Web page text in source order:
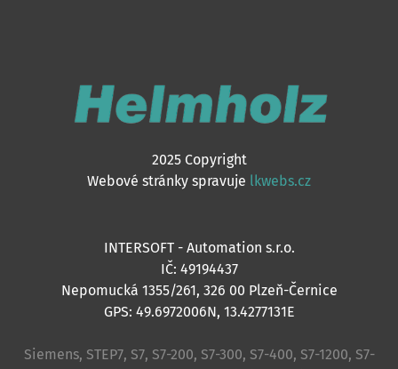
2025 Copyright
Webové stránky spravuje lkwebs.cz
INTERSOFT - Automation s.r.o.
IČ: 49194437
Nepomucká 1355/261, 326 00 Plzeň-Černice
GPS: 49.6972006N, 13.4277131E
Siemens, STEP7, S7, S7-200, S7-300, S7-400, S7-1200, S7-